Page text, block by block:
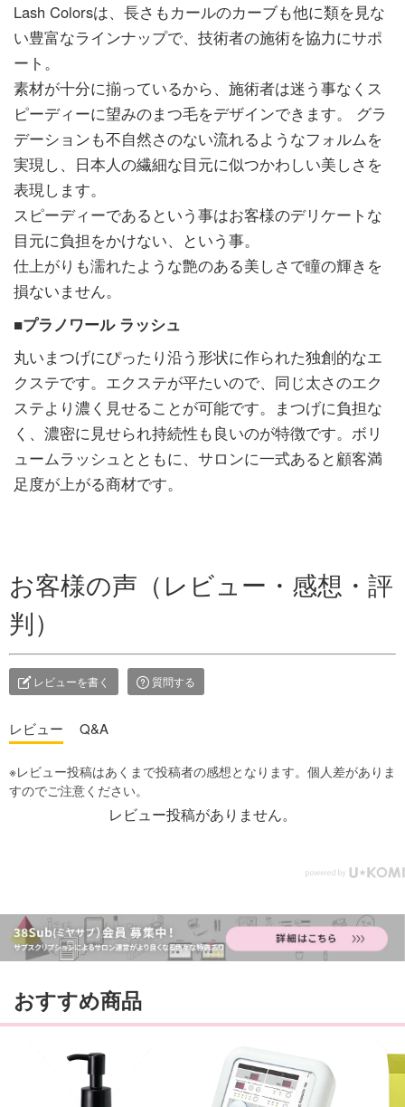
Lash Colorsは、長さもカールのカーブも他に類を見な
い豊富なラインナップで、技術者の施術を協力にサポ
ート。
素材が十分に揃っているから、施術者は迷う事なくス
ピーディーに望みのまつ毛をデザインできます。 グラ
デーションも不自然さのない流れるようなフォルムを
実現し、日本人の繊細な目元に似つかわしい美しさを
表現します。
スピーディーであるという事はお客様のデリケートな
目元に負担をかけない、という事。
仕上がりも濡れたような艶のある美しさで瞳の輝きを
損ないません。
■プラノワール ラッシュ
丸いまつげにぴったり沿う形状に作られた独創的なエ
クステです。エクステが平たいので、同じ太さのエク
ステより濃く見せることが可能です。まつげに負担な
く、濃密に見せられ持続性も良いのが特徴です。ボリ
ュームラッシュとともに、サロンに一式あると顧客満
足度が上がる商材です。
お客様の声（レビュー・感想・評
判）
レビューを書く 質問する
レビュー Q&A
レビュー投稿がありません。
おすすめ商品